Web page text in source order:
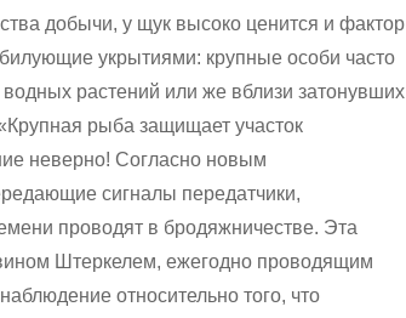
добычи, у щук высоко ценится и фактор
укрытиями: крупные особи часто
растений или же вблизи затонувших
рыба защищает участок
неверно! Согласно новым
сигналы передатчики,
проводят в бродяжничестве. Эта
Штеркелем, ежегодно проводящим
относительно того, что